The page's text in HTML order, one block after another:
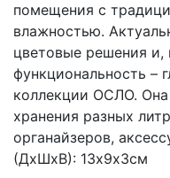
помещения с
влажностью.
цветовые решения и,
функциональность –
коллекции ОСЛО. Она
хранения разных
органайзеров,
(ДхШхВ): 13х9х3см